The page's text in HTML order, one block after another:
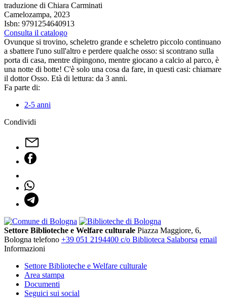
traduzione di Chiara Carminati
Camelozampa, 2023
Isbn: 9791254640913
Consulta il catalogo
Ovunque si trovino, scheletro grande e scheletro piccolo continuano
a sbattere l'uno sull'altro e perdere qualche osso: si scontrano sulla
porta di casa, mentre dipingono, mentre giocano a calcio al parco, è
una notte di botte! C'è solo una cosa da fare, in questi casi: chiamare
il dottor Osso. Età di lettura: da 3 anni.
Fa parte di:
2-5 anni
Condividi
Settore Biblioteche e Welfare culturale Piazza Maggiore, 6,
Bologna telefono +39 051 2194400 c/o Biblioteca Salaborsa email
Informazioni
Settore Biblioteche e Welfare culturale
Area stampa
Documenti
Seguici sui social